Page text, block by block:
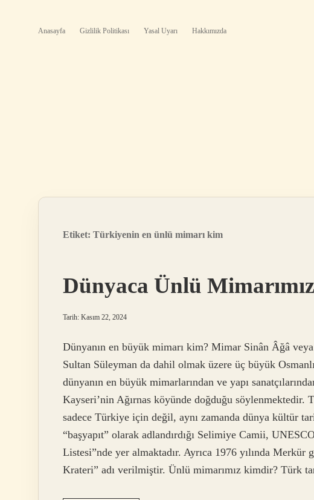
Anasayfa Gizlilik Politikası Yasal Uyarı Hakkımızda
Etiket: Türkiyenin en ünlü mimarı kim
Dünyaca Ünlü
Tarih: Kasım 22, 2024
Dünyanın en büyük mimarı kim? Mimar Sinân Âğâ
Sultan Süleyman da dahil olmak üzere üç büyük Osmanlı
dünyanın en büyük mimarlarından ve yapı
Kayseri’nin Ağırnas köyünde doğduğu
sadece Türkiye için değil, aynı zamanda dünya kültür
“başyapıt” olarak adlandırdığı Selimiye Camii,
Listesi”nde yer almaktadır. Ayrıca 1976 yılında
Krateri” adı verilmiştir. Ünlü mimarımız kimdir? Türk